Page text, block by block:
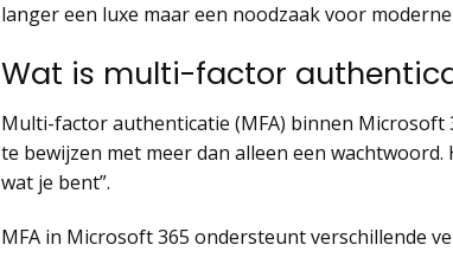
langer een luxe maar een noodzaak voor
Wat is multi-factor
Multi-factor authenticatie (MFA) binnen Microsoft
te bewijzen met meer dan alleen een
wat je bent”.
MFA in Microsoft 365 ondersteunt verschillende